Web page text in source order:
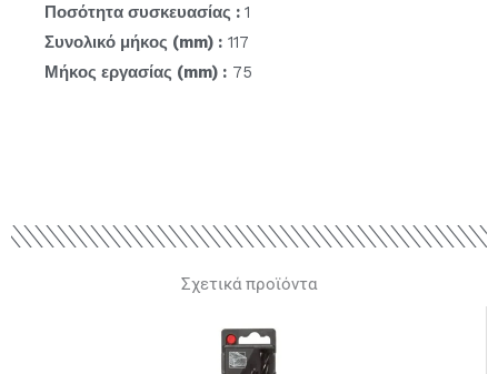
Ποσότητα συσκευασίας : 1
Συνολικό μήκος (mm) : 117
Μήκος εργασίας (mm) : 75
Σχετικά προϊόντα